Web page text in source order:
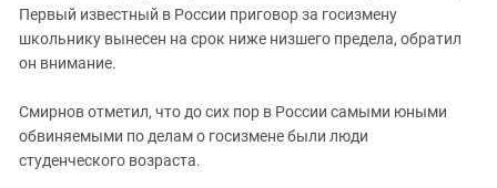
Первый известный в России приговор за госизмену
школьнику вынесен на срок ниже низшего предела, обратил
он внимание.
Смирнов отметил, что до сих пор в России самыми юными
обвиняемыми по делам о госизмене были люди
студенческого возраста.